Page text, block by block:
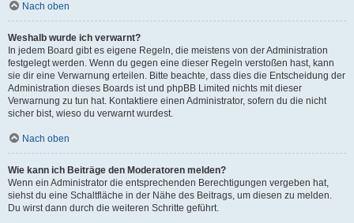
Nach oben
Weshalb wurde ich verwarnt?
In jedem Board gibt es eigene Regeln, die meistens von der Administration
festgelegt werden. Wenn du gegen eine dieser Regeln verstoßen hast, kann
sie dir eine Verwarnung erteilen. Bitte beachte, dass dies die Entscheidung der
Administration dieses Boards ist und phpBB Limited nichts mit dieser
Verwarnung zu tun hat. Kontaktiere einen Administrator, sofern du die nicht
sicher bist, wieso du verwarnt wurdest.
Nach oben
Wie kann ich Beiträge den Moderatoren melden?
Wenn ein Administrator die entsprechenden Berechtigungen vergeben hat,
siehst du eine Schaltfläche in der Nähe des Beitrags, um diesen zu melden.
Du wirst dann durch die weiteren Schritte geführt.